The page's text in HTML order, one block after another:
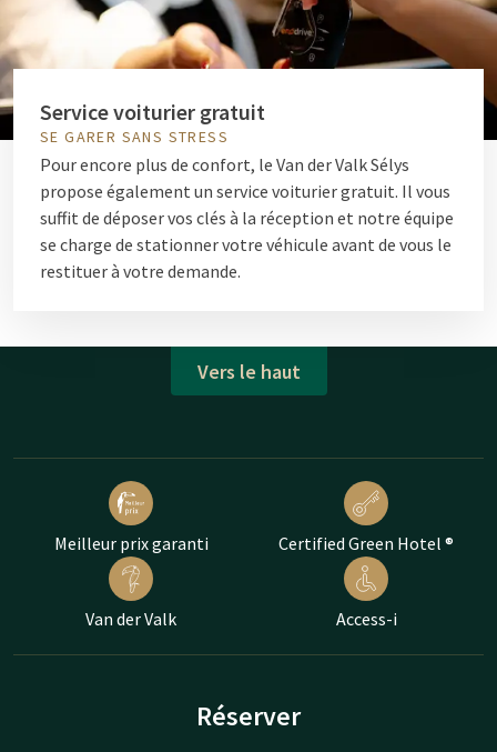
Service voiturier gratuit
SE GARER SANS STRESS
Pour encore plus de confort, le Van der Valk Sélys
propose également un service voiturier gratuit. Il vous
suffit de déposer vos clés à la réception et notre équipe
se charge de stationner votre véhicule avant de vous le
restituer à votre demande.
Vers le haut
Meilleur prix garanti Certified Green Hotel ®
Van der Valk Access-i
Réserver